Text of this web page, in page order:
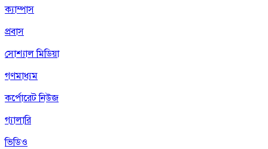
ক্যাম্পাস
প্রবাস
সোশ্যাল মিডিয়া
গণমাধ্যম
কর্পোরেট নিউজ
গ্যালারি
ভিডিও